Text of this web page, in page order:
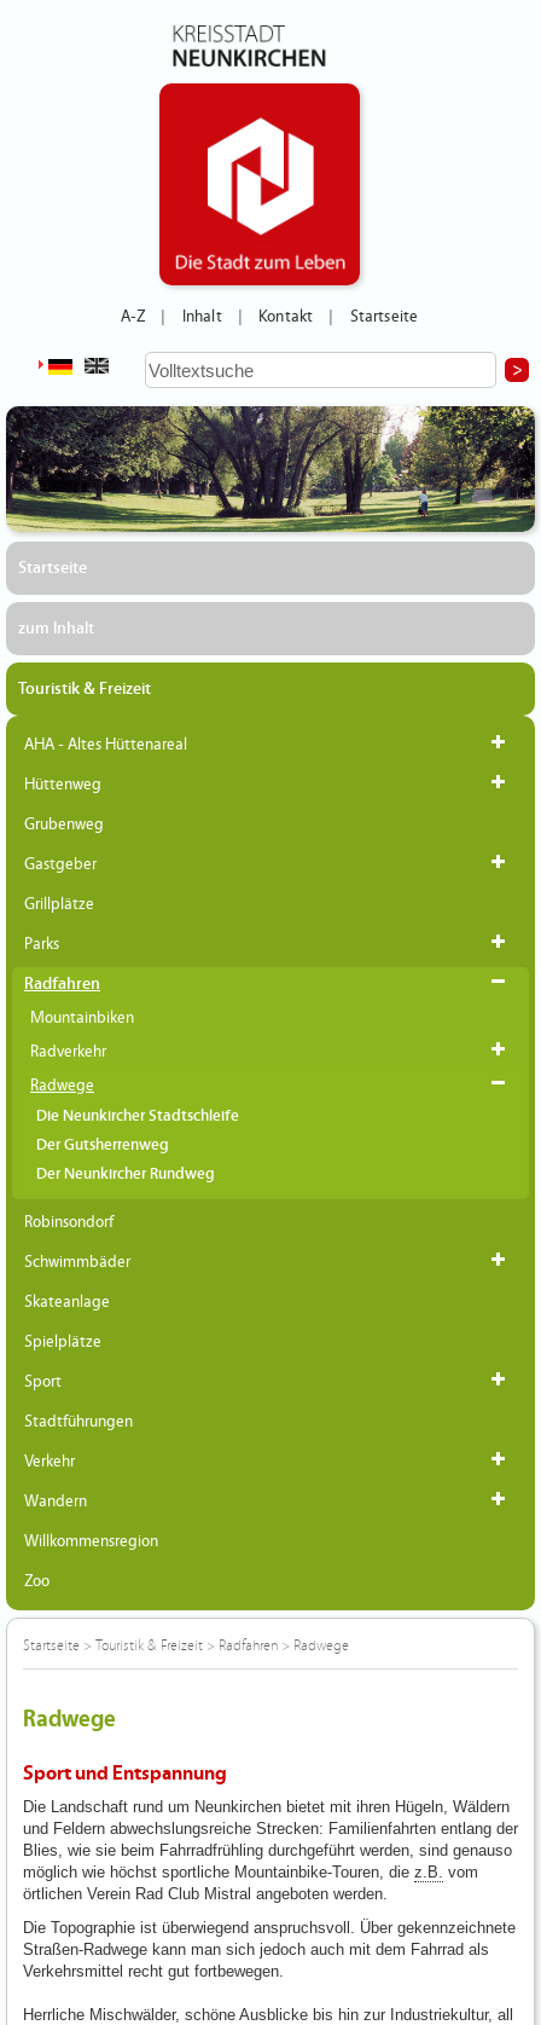
A-Z Inhalt Kontakt Startseite
Startseite
zum Inhalt
Touristik & Freizeit
AHA - Altes Hüttenareal
Hüttenweg
Grubenweg
Gastgeber
Grillplätze
Parks
Radfahren
Mountainbiken
Radverkehr
Radwege
Die Neunkircher Stadtschleife
Der Gutsherrenweg
Der Neunkircher Rundweg
Robinsondorf
Schwimmbäder
Skateanlage
Spielplätze
Sport
Stadtführungen
Verkehr
Wandern
Willkommensregion
Zoo
Startseite > Touristik & Freizeit > Radfahren > Radwege
Radwege
Sport und Entspannung
Die Landschaft rund um Neunkirchen bietet mit ihren Hügeln, Wäldern
und Feldern abwechslungsreiche Strecken: Familienfahrten entlang der
Blies, wie sie beim Fahrradfrühling durchgeführt werden, sind genauso
möglich wie höchst sportliche Mountainbike-Touren, die z.B. vom
örtlichen Verein Rad Club Mistral angeboten werden.
Die Topographie ist überwiegend anspruchsvoll. Über gekennzeichnete
Straßen-Radwege kann man sich jedoch auch mit dem Fahrrad als
Verkehrsmittel recht gut fortbewegen.
Herrliche Mischwälder, schöne Ausblicke bis hin zur Industriekultur, all